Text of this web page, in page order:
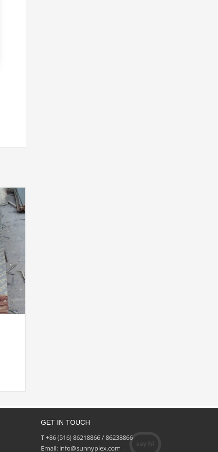
GET IN TOUCH
T +86 (516) 86218866 / 86238866
Email: info@sunnyplex.com